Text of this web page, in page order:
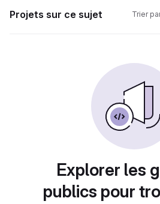
Projets sur ce sujet Trier
Explorer les
publics pour